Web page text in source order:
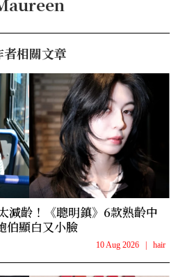
者相關文章
減齡！《聰明鎮》6款熟齡中
伯顯白又小臉
10 Aug 2026 | hair